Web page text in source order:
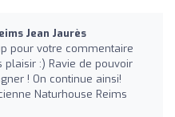
Jean Jaurès
pour votre commentaire
plaisir :) Ravie de pouvoir
! On continue ainsi!
Naturhouse Reims